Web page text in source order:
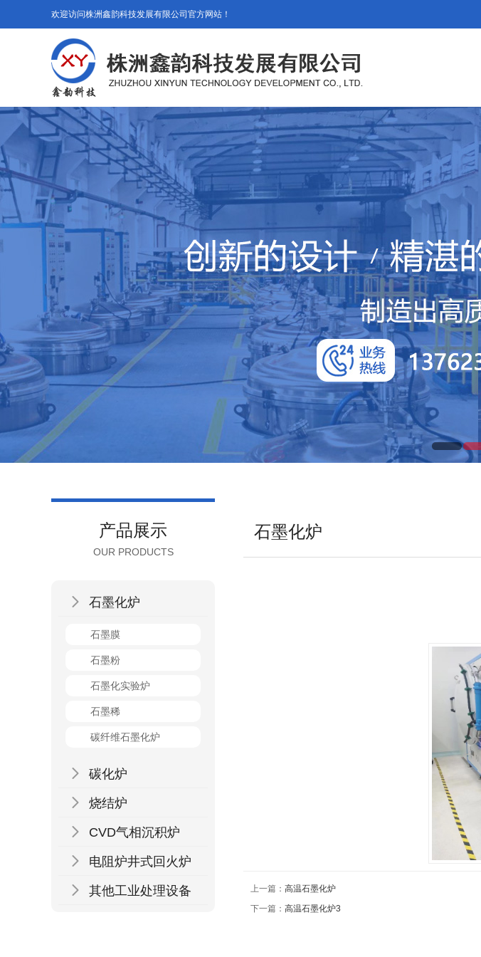
欢迎访问株洲鑫韵科技发展有限公司官方网站！
1
产品展示
OUR PRODUCTS
 石墨化炉
石墨膜
石墨粉
石墨化实验炉
石墨稀
碳纤维石墨化炉
 碳化炉
 烧结炉
 CVD气相沉积炉
 电阻炉井式回火炉
 其他工业处理设备
石墨化炉
上一篇： 高温石墨化炉
下一篇： 高温石墨化炉3